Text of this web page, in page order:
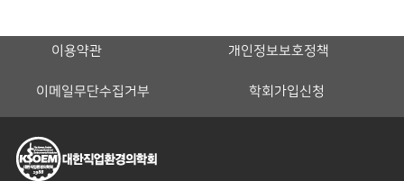
이용약관 개인정보보호정책
이메일무단수집거부 학회가입신청